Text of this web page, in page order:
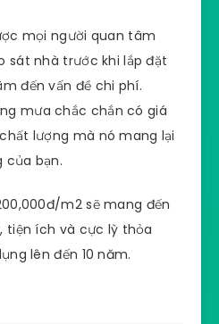
mọi người quan tâm
sát nhà trước khi lắp đặt
đến vấn đề chi phí.
mưa chắc chắn có giá
lượng mà nó mang lại
của bạn.
m2 sẽ mang đến
tiện ích và cực lỳ thỏa
lên đến 10 năm.